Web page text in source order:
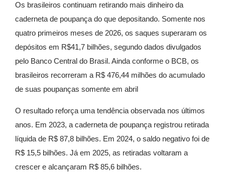
Os brasileiros continuam retirando mais dinheiro da
caderneta de poupança do que depositando. Somente nos
quatro primeiros meses de 2026, os saques superaram os
depósitos em R$41,7 bilhões, segundo dados divulgados
pelo Banco Central do Brasil. Ainda conforme o BCB, os
brasileiros recorreram a R$ 476,44 milhões do acumulado
de suas poupanças somente em abril
O resultado reforça uma tendência observada nos últimos
anos. Em 2023, a caderneta de poupança registrou retirada
líquida de R$ 87,8 bilhões. Em 2024, o saldo negativo foi de
R$ 15,5 bilhões. Já em 2025, as retiradas voltaram a
crescer e alcançaram R$ 85,6 bilhões.